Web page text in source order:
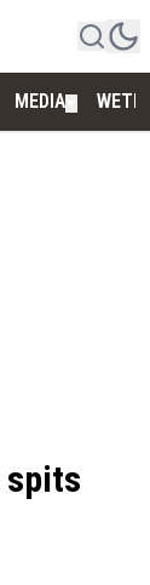
MEDIA
spits